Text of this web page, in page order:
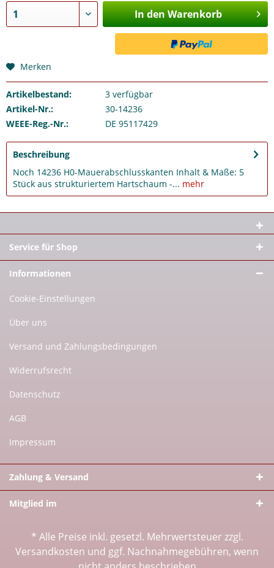
In den Warenkorb
Merken
Artikelbestand: 3verfügbar
Artikel-Nr.:
30-14236
WEEE-Reg.-Nr.:
DE 95117429
Beschreibung
Noch 14236 H0-Mauerabschlusskanten Inhalt & Maße: 5
Stück aus strukturiertem Hartschaum -... mehr
Service für Shop
Informationen
Cookie-Einstellungen
Über uns
Versand und Zahlungsbedingungen
Widerrufsrecht
Datenschutz
AGB
Impressum
Zahlung & Versand
Mitglied im
* Alle Preise inkl. gesetzl. Mehrwertsteuer zzgl.
Versandkosten und ggf. Nachnahmegebühren, wenn